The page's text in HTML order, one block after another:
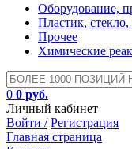
Оборудование,
Пластик,
Прочее
Химические
0 0 руб.
Личный кабинет
Войти / Регистрация
Главная страница